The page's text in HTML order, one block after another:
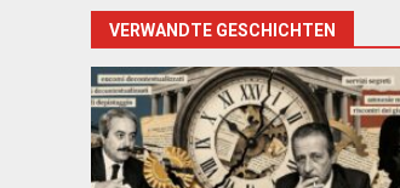
VERWANDTE GESCHICHTEN